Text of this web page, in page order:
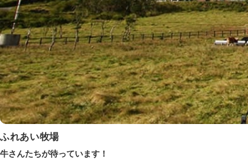
ふれあい牧場
牛さんたちが待っています！